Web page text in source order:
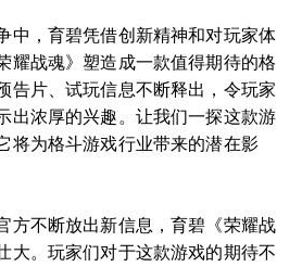
中，育碧凭借创新精神和对玩家体
耀战魂》塑造成一款值得期待的格
告片、试玩信息不断释出，令玩家
出浓厚的兴趣。让我们一探这款游
将为格斗游戏行业带来的潜在影
方不断放出新信息，育碧《荣耀战
大。玩家们对于这款游戏的期待不